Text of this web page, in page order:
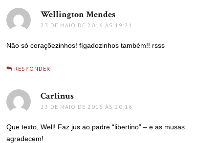
Wellington Mendes
23 DE MAIO DE 2016 ÀS 19:21
Não só coraçõezinhos! fígadozinhos também!! rsss
RESPONDER
Carlinus
23 DE MAIO DE 2016 ÀS 20:16
Que texto, Well! Faz jus ao padre “libertino” – e as musas
agradecem!